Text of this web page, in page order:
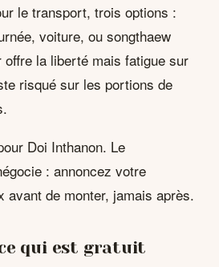
le transport, trois options :
voiture, ou songthaew
offre la liberté mais fatigue sur
risqué sur les portions de
Doi Inthanon. Le
: annoncez votre
avant de monter, jamais après.
qui est gratuit